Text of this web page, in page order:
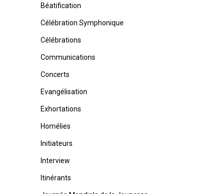
Béatification
Célébration Symphonique
Célébrations
Communications
Concerts
Evangélisation
Exhortations
Homélies
Initiateurs
Interview
Itinérants